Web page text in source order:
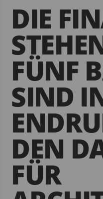
DIE
FÜNF
SIND
DEN
FÜR